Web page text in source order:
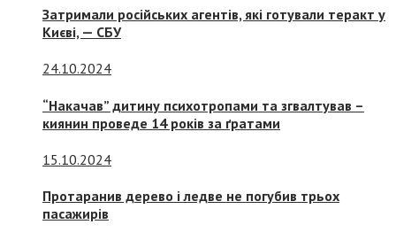
Затримали російських агентів, які готували теракт у
Києві, — СБУ
24.10.2024
“Накачав” дитину психотропами та згвалтував –
киянин проведе 14 років за ґратами
15.10.2024
Протаранив дерево і ледве не погубив трьох
пасажирів